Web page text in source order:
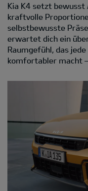
Kia K4 setzt bewusst
kraftvolle
selbstbewusste
erwartet dich ein
Raumgefühl, das
komfortabler macht